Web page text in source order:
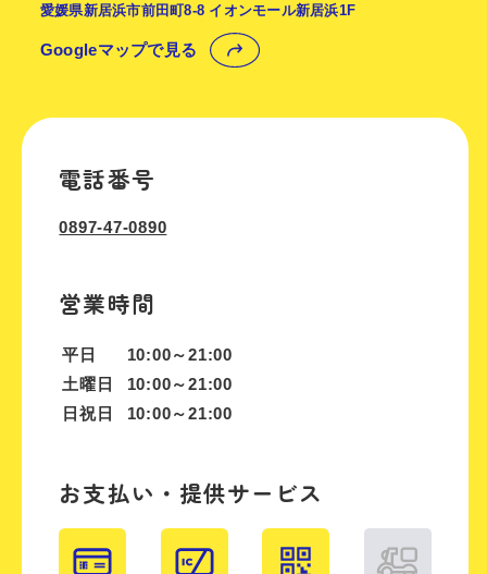
愛媛県新居浜市前田町8-8 イオンモール新居浜1F
Googleマップで見る
電話番号
0897-47-0890
営業時間
平日
10:00～21:00
土曜日
10:00～21:00
日祝日
10:00～21:00
お支払い・提供サービス